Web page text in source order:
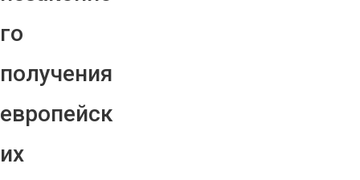
го
получения
европейск
их